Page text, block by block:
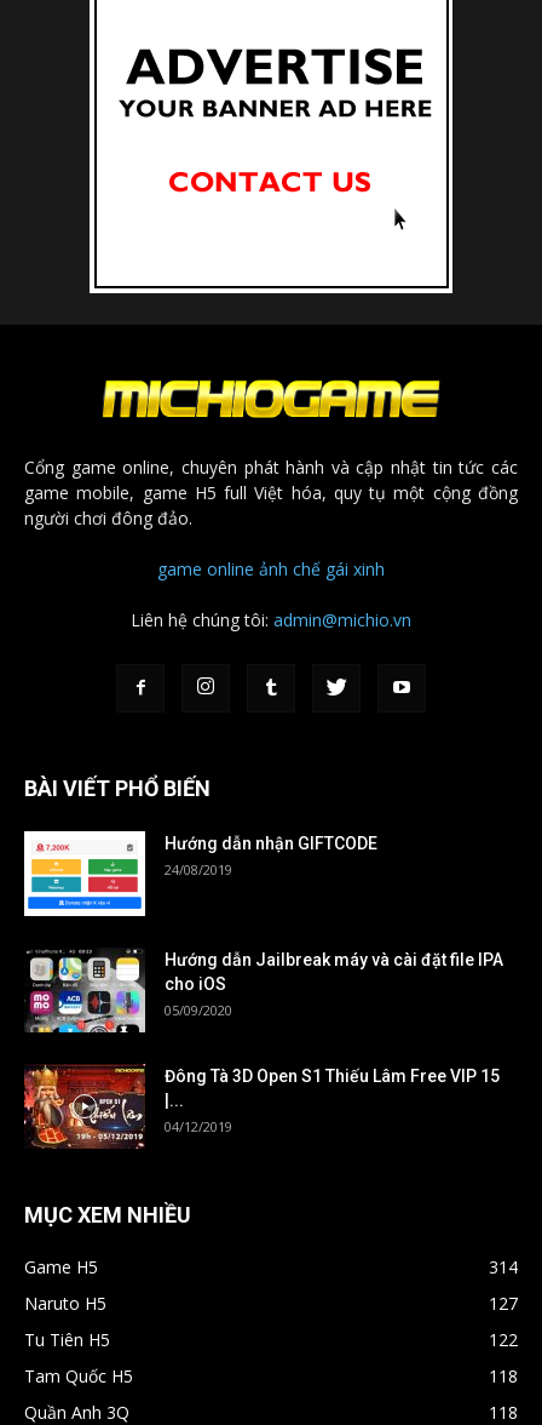
Cổng game online, chuyên phát hành và cập nhật tin tức các
game mobile, game H5 full Việt hóa, quy tụ một cộng đồng
người chơi đông đảo.
game online ảnh chế gái xinh
Liên hệ chúng tôi: admin@michio.vn
BÀI VIẾT PHỔ BIẾN
Hướng dẫn nhận GIFTCODE
24/08/2019
Hướng dẫn Jailbreak máy và cài đặt file IPA
cho iOS
05/09/2020
Đông Tà 3D Open S1 Thiếu Lâm Free VIP 15
|...
04/12/2019
MỤC XEM NHIỀU
Game H5
314
Naruto H5
127
Tu Tiên H5
122
Tam Quốc H5
118
Quần Anh 3Q
118